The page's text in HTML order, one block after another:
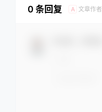
0 条回复 A 文章作者